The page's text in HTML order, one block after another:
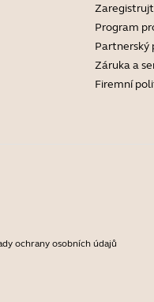
Program
Partnerský
Záruka a
Firemní
ochrany osobních údajů